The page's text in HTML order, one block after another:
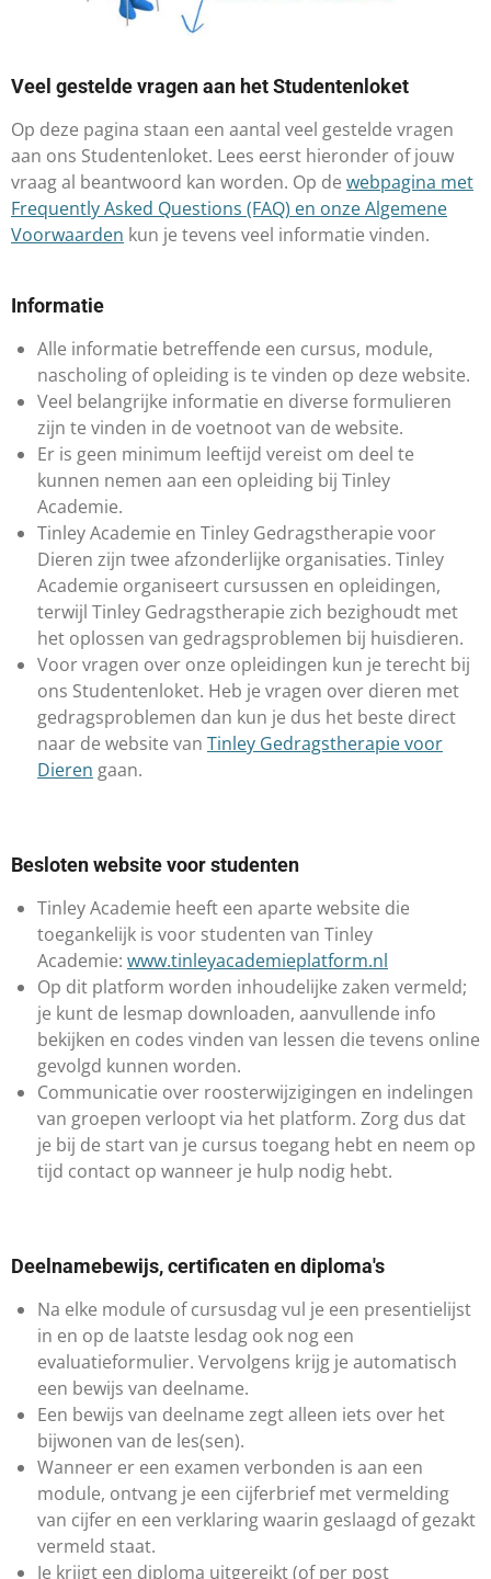
Veel gestelde vragen aan het Studentenloket
Op deze pagina staan een aantal veel gestelde vragen
aan ons Studentenloket. Lees eerst hieronder of jouw
vraag al beantwoord kan worden. Op de webpagina met
Frequently Asked Questions (FAQ) en onze Algemene
Voorwaarden kun je tevens veel informatie vinden.
​Informatie
Alle informatie betreffende een cursus, module,
nascholing of opleiding is te vinden op deze website.
Veel belangrijke informatie en diverse formulieren
zijn te vinden in de voetnoot van de website.
Er is geen minimum leeftijd vereist om deel te
kunnen nemen aan een opleiding bij Tinley
Academie.
Tinley Academie en Tinley Gedragstherapie voor
Dieren zijn twee afzonderlijke organisaties. Tinley
Academie organiseert cursussen en opleidingen,
terwijl Tinley Gedragstherapie zich bezighoudt met
het oplossen van gedragsproblemen bij huisdieren.
Voor vragen over onze opleidingen kun je terecht bij
ons Studentenloket. Heb je vragen over dieren met
gedragsproblemen dan kun je dus het beste direct
naar de website van Tinley Gedragstherapie voor
Dieren gaan.
Besloten website voor studenten
​​Tinley Academie heeft een aparte website die
toegankelijk is voor studenten van Tinley
Academie: www.tinleyacademieplatform.nl
Op dit platform worden inhoudelijke zaken vermeld;
je kunt de lesmap downloaden, aanvullende info
bekijken en codes vinden van lessen die tevens online
gevolgd kunnen worden.
Communicatie over roosterwijzigingen en indelingen
van groepen verloopt via het platform. Zorg dus dat
je bij de start van je cursus toegang hebt en neem op
tijd contact op wanneer je hulp nodig hebt.
Deelnamebewijs, certificaten en diploma's
Na elke module of cursusdag vul je een presentielijst
in en op de laatste lesdag ook nog een
evaluatieformulier. Vervolgens krijg je automatisch
een bewijs van deelname.
Een bewijs van deelname zegt alleen iets over het
bijwonen van de les(sen).
Wanneer er een examen verbonden is aan een
module, ontvang je een cijferbrief met vermelding
van cijfer en een verklaring waarin geslaagd of gezakt
vermeld staat.
Je krijgt een diploma uitgereikt (of per post